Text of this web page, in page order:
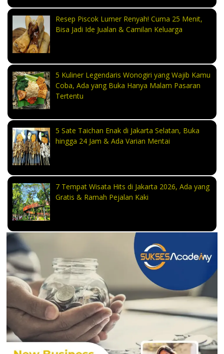
Resep Piscok Lumer Renyah! Cuma 25 Menit,
Bisa Jadi Ide Jualan & Camilan Keluarga
5 Kuliner Legendaris Wonogiri yang Wajib Kamu
Coba, Ada yang Buka Hanya Malam Pasaran
Tertentu
5 Sate Taichan Enak di Jakarta Selatan, Buka
hingga 24 Jam & Ada Varian Mentai
7 Tempat Wisata Hits di Jakarta 2026, Ada yang
Gratis & Ramah Pejalan Kaki